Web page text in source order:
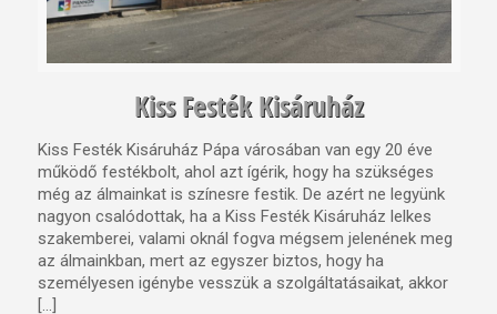
Kiss Festék Kisáruház
Kiss Festék Kisáruház Pápa városában van egy 20 éve
működő festékbolt, ahol azt ígérik, hogy ha szükséges
még az álmainkat is színesre festik. De azért ne legyünk
nagyon csalódottak, ha a Kiss Festék Kisáruház lelkes
szakemberei, valami oknál fogva mégsem jelenének meg
az álmainkban, mert az egyszer biztos, hogy ha
személyesen igénybe vesszük a szolgáltatásaikat, akkor
[…]